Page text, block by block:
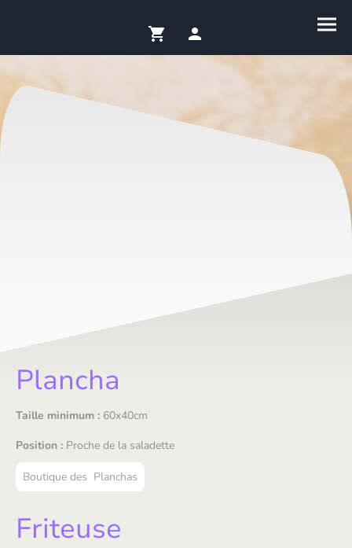
Plancha
Taille minimum : 60x40cm
Position : Proche de la saladette
Boutique des Planchas
Friteuse